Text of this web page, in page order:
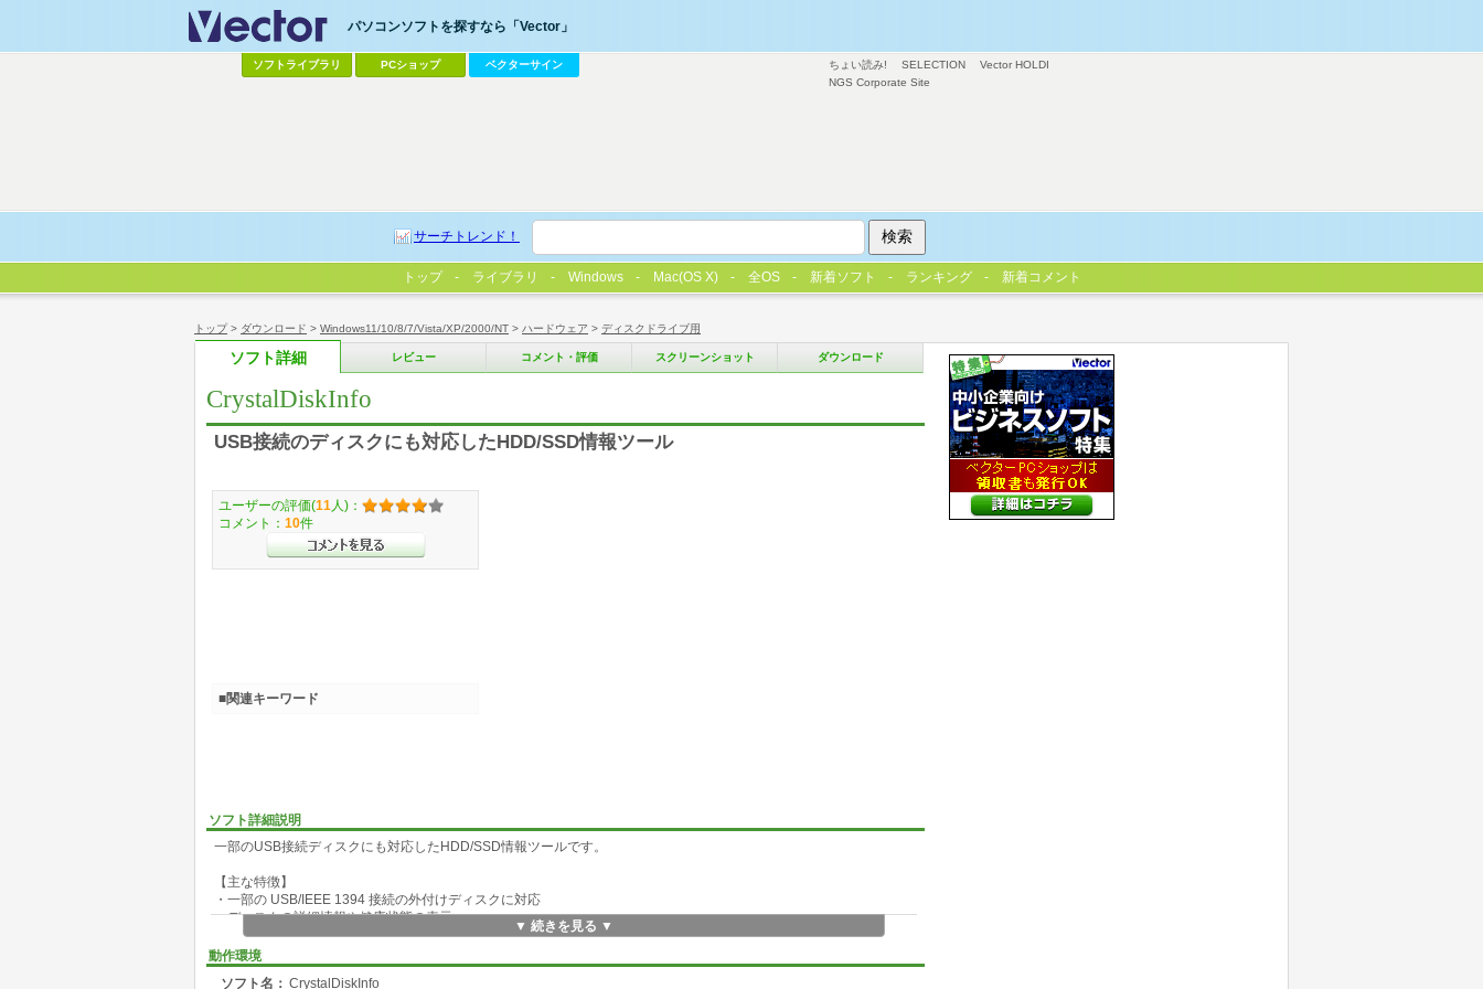
トップ> ダウンロード > Windows11/10/8/7/Vista/XP/2000/NT > ハードウェア > ディスクドライブ用
ソフト詳細 レビュー コメント・評価 スクリーンショット ダウンロード
CrystalDiskInfo
USB接続のディスクにも対応したHDD/SSD情報ツール
ソフト詳細説明
一部のUSB接続ディスクにも対応したHDD/SSD情報ツールです。
【主な特徴】
・一部の USB/IEEE 1394 接続の外付けディスクに対応
・ディスクの詳細情報や健康状態の表示
・S.M.A.R.T. 情報のグラフ化機能
・AAM および APM の設定変更機能
・スタートアップ登録機能 (UAC 対応)
▼ 続きを見る ▼
動作環境
ソフト名： CrystalDiskInfo
ユーザーの評価(11 人)：
コメント： 10件
■関連キーワード
ちょい読み! SELECTION
Vector HOLDI
NGS Corporate Site
パソコンソフトを探すなら「Vector」
ソフトライブラリ PCショップ ベクターサイン
サーチトレンド！
トップ ライブラリ Windows Mac(OS X) 全OS 新着ソフト ランキング 新着コメント